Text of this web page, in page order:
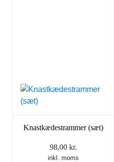
Knastkædestrammer (sæt)
98,00 kr.
inkl. moms